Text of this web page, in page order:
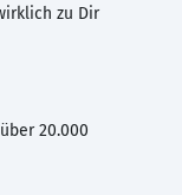
zu Dir
20.000